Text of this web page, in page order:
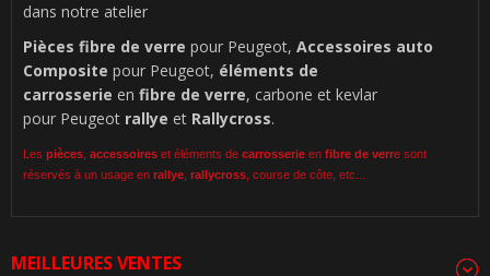
dans notre atelier
Pièces fibre de verre pour Peugeot, Accessoires auto
Composite pour Peugeot, éléments de
carrosserie en fibre de verre, carbone et kevlar
pour Peugeot rallye et Rallycross.
Les pièces accessoires et éléments de carrosserie en fibre de verre sont
réservés à un usage en rallye rallycross , course de côte, etc...
MEILLEURES VENTES